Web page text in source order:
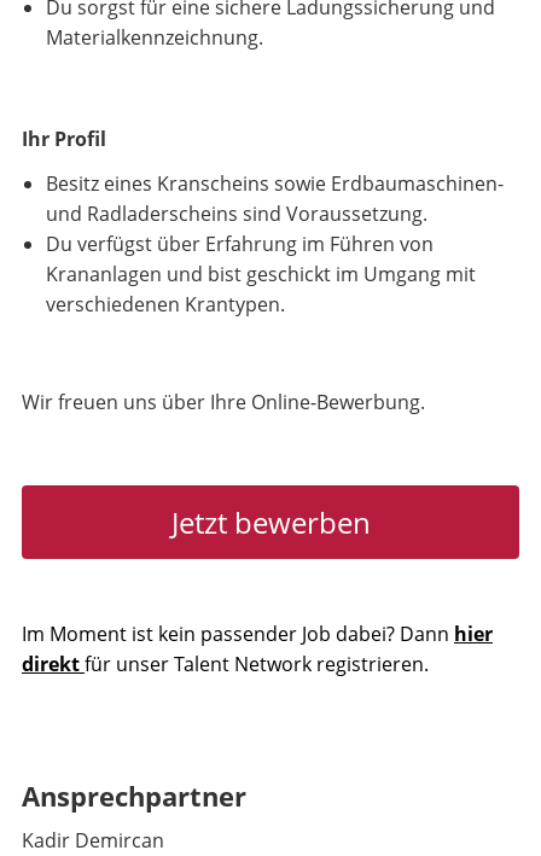
Du sorgst für eine sichere Ladungssicherung und
Materialkennzeichnung.
Ihr Profil
Besitz eines Kranscheins sowie Erdbaumaschinen-
und Radladerscheins sind Voraussetzung.
Du verfügst über Erfahrung im Führen von
Krananlagen und bist geschickt im Umgang mit
verschiedenen Krantypen.
Wir freuen uns über Ihre Online-Bewerbung.
Jetzt bewerben
Im Moment ist kein passender Job dabei? Dann hier
direktfür unser Talent Network registrieren.
Ansprechpartner
Kadir Demircan